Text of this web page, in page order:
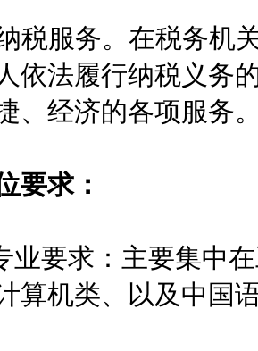
服务。在税务机关
依法履行纳税义务
、经济的各项服务
求：
要求：主要集中在
算机类、以及中国